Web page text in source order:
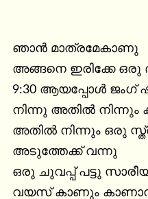
ഞാൻ മാത്രമേകാണു
അങ്ങനെ ഇരിക്കേ ഒരു
9:30 ആയപ്പോൾ ജംഗ്
നിന്നു അതിൽ
അതിൽ നിന്നും ഒരു
അടുത്തേക്ക് വന്നു
ഒരു ചുവപ്പ് പട്ടു
വയസ് കാണും